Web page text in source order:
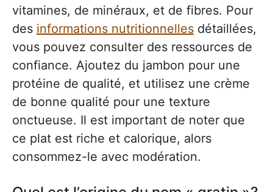
vitamines, de minéraux, et de fibres. Pour
des informations nutritionnelles détaillées,
vous pouvez consulter des ressources de
confiance. Ajoutez du jambon pour une
protéine de qualité, et utilisez une crème
de bonne qualité pour une texture
onctueuse. Il est important de noter que
ce plat est riche et calorique, alors
consommez-le avec modération.